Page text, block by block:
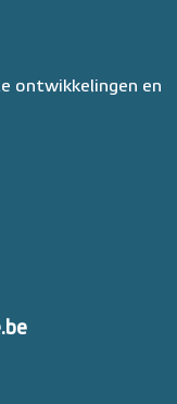
ontwikkelingen en